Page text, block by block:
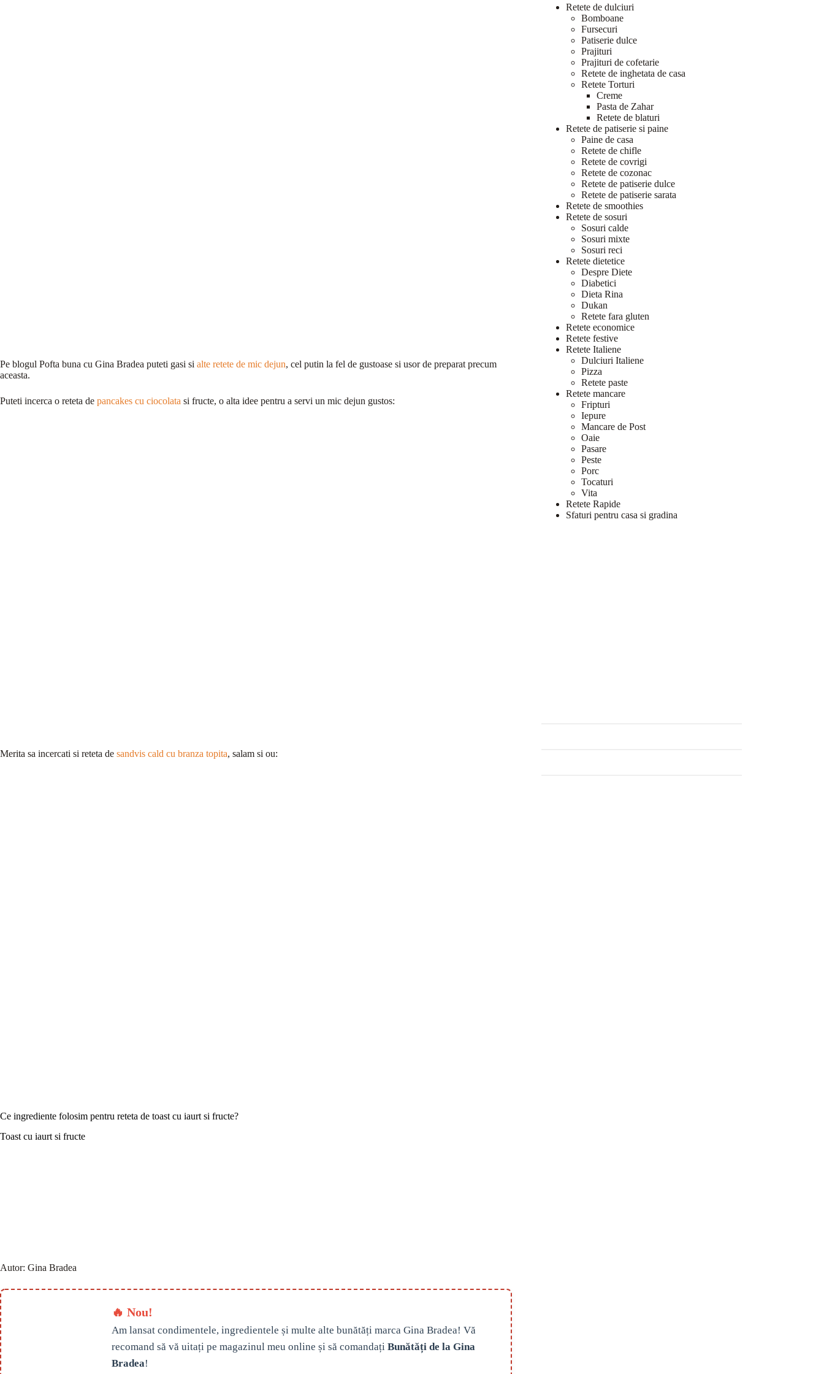
Pe blogul Pofta buna cu Gina Bradea puteti gasi si alte retete de mic dejun, cel putin la fel de gustoase si usor de preparat precum
aceasta.
Puteti incerca o reteta de pancakes cu ciocolata si fructe, o alta idee pentru a servi un mic dejun gustos:
Merita sa incercati si reteta de sandvis cald cu branza topita, salam si ou:
Ce ingrediente folosim pentru reteta de toast cu iaurt si fructe?
Toast cu iaurt si fructe
Autor: Gina Bradea
🔥 Nou!
Am lansat condimentele, ingredientele și multe alte bunătăți marca Gina Bradea! Vă
recomand să vă uitați pe magazinul meu online și să comandați Bunătăți de la Gina
Bradea!
Retete de dulciuri
Bomboane
Fursecuri
Patiserie dulce
Prajituri
Prajituri de cofetarie
Retete de inghetata de casa
Retete Torturi
Creme
Pasta de Zahar
Retete de blaturi
Retete de patiserie si paine
Paine de casa
Retete de chifle
Retete de covrigi
Retete de cozonac
Retete de patiserie dulce
Retete de patiserie sarata
Retete de smoothies
Retete de sosuri
Sosuri calde
Sosuri mixte
Sosuri reci
Retete dietetice
Despre Diete
Diabetici
Dieta Rina
Dukan
Retete fara gluten
Retete economice
Retete festive
Retete Italiene
Dulciuri Italiene
Pizza
Retete paste
Retete mancare
Fripturi
Iepure
Mancare de Post
Oaie
Pasare
Peste
Porc
Tocaturi
Vita
Retete Rapide
Sfaturi pentru casa si gradina